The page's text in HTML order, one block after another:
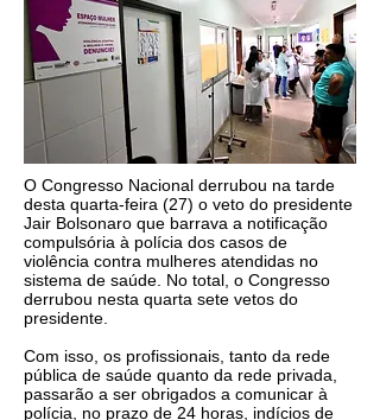
O Congresso Nacional derrubou na tarde
desta quarta-feira (27) o veto do presidente
Jair Bolsonaro que barrava a notificação
compulsória à polícia dos casos de
violência contra mulheres atendidas no
sistema de saúde. No total, o Congresso
derrubou nesta quarta sete vetos do
presidente.
Com isso, os profissionais, tanto da rede
pública de saúde quanto da rede privada,
passarão a ser obrigados a comunicar à
polícia, no prazo de 24 horas, indícios de